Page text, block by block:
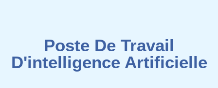
Poste De Travail
D'intelligence Artificielle